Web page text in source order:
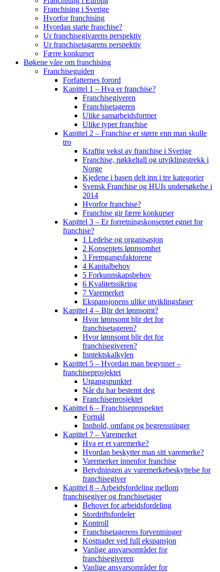
Franchising i Sverige
Hvorfor franchising
Hvordan starte franchise?
Ur franchisegivarens perspektiv
Ur franchisetagarens perspektiv
Færre konkurser
Bøkene våre om franchising
Franchiseguiden
Forfatternes forord
Kapittel 1 – Hva er franchise?
Franchisegiveren
Franchisetageren
Ulike samarbeidsformer
Ulike typer franchise
Kapittel 2 – Franchise er større enn man skulle
tro
Kraftig vekst av franchise i Sverige
Franchise, nøkkeltall og utviklingstrekk i
Norge
Kjedene i basen delt inn i tre kategorier
Svensk Franchise og HUIs undersøkelse i
2014
Hvorfor franchise?
Franchise gir færre konkurser
Kapittel 3 – Er forretningskonseptet egnet for
franchise?
1 Ledelse og organisasjon
2 Konseptets lønnsomhet
3 Fremgangsfaktorene
4 Kapitalbehov
5 Forkunnskapsbehov
6 Kvalitetssikring
7 Varemerket
Ekspansjonens ulike utviklingsfaser
Kapittel 4 – Blir det lønnsomt?
Hvor lønnsomt blir det for
franchisetageren?
Hvor lønnsomt blir det for
franchisegiveren?
Inntektskalkylen
Kapittel 5 – Hvordan man begynner –
franchiseprosjektet
Utgangspunktet
Når du har bestemt deg
Franchiseprosjektet
Kapittel 6 – Franchiseprospektet
Formål
Innhold, omfang og begrensninger
Kapittel 7 – Varemerket
Hva er et varemerke?
Hvordan beskytter man sitt varemerke?
Varemerker innenfor franchise
Betydningen av varemerkebeskyttelse for
franchisegiver
Kapittel 8 – Arbeidsfordeling mellom
franchisegiver og franchisetager
Behovet for arbeidsfordeling
Stordriftsfordeler
Kontroll
Franchisetagerens forventninger
Kostnader ved full ekspansjon
Vanlige ansvarsområder for
franchisegiveren
Vanlige ansvarsområder for